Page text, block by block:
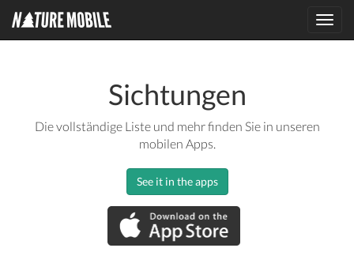
Sichtungen
Die vollständige Liste und mehr finden Sie in unseren
mobilen Apps.
See it in the apps